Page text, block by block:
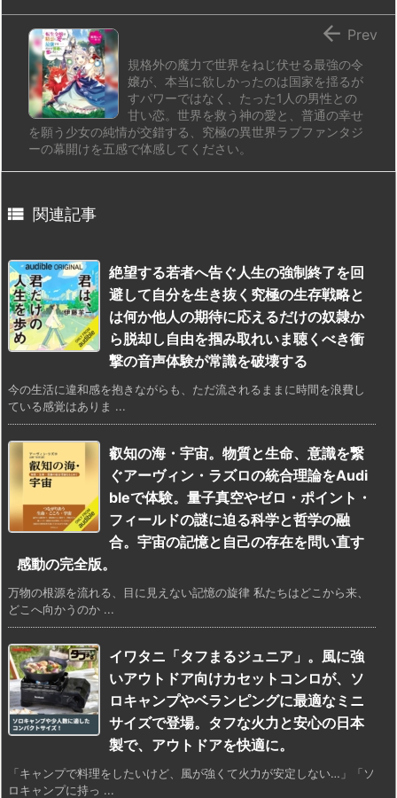
規格外の魔力で世界をねじ伏せる最強の令
嬢が、本当に欲しかったのは国家を揺るが
すパワーではなく、たった1人の男性との
甘い恋。世界を救う神の愛と、普通の幸せ
を願う少女の純情が交錯する、究極の異世界ラブファンタジ
ーの幕開けを五感で体感してください。
 Prev
 関連記事
絶望する若者へ告ぐ人生の強制終了を回
避して自分を生き抜く究極の生存戦略と
は何か他人の期待に応えるだけの奴隷か
ら脱却し自由を掴み取れいま聴くべき衝
撃の音声体験が常識を破壊する
今の生活に違和感を抱きながらも、ただ流されるままに時間を浪費し
ている感覚はありま ...
叡知の海・宇宙。物質と生命、意識を繋
ぐアーヴィン・ラズロの統合理論をAudi
bleで体験。量子真空やゼロ・ポイント・
フィールドの謎に迫る科学と哲学の融
合。宇宙の記憶と自己の存在を問い直す
感動の完全版。
万物の根源を流れる、目に見えない記憶の旋律 私たちはどこから来、
どこへ向かうのか ...
イワタニ「タフまるジュニア」。風に強
いアウトドア向けカセットコンロが、ソ
ロキャンプやベランピングに最適なミニ
サイズで登場。タフな火力と安心の日本
製で、アウトドアを快適に。
「キャンプで料理をしたいけど、風が強くて火力が安定しない…」「ソ
ロキャンプに持っ ...